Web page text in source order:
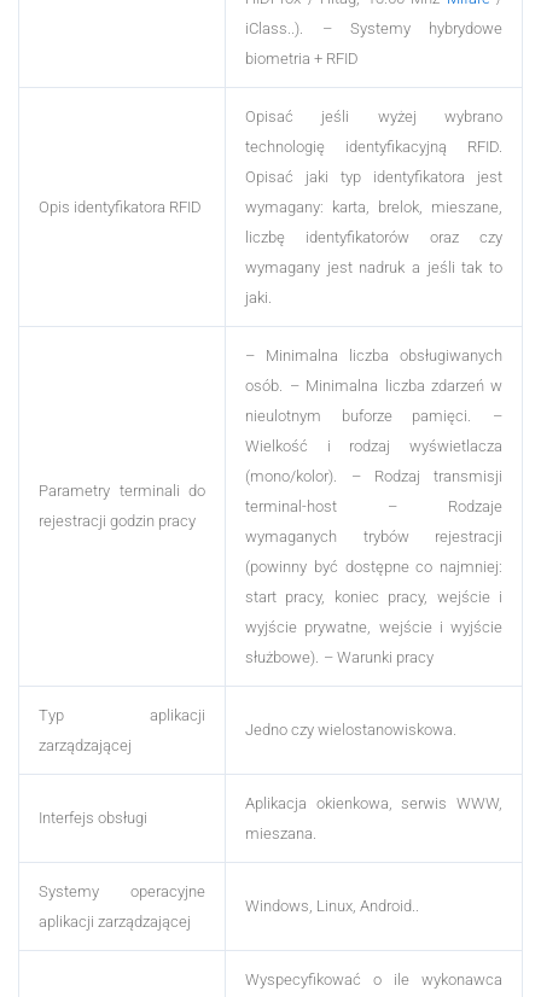
iClass..).
– Systemy hybrydowe
biometria + RFID
Opis identyfikatora RFID
Opisać jeśli wyżej wybrano
technologię identyfikacyjną RFID.
Opisać jaki typ identyfikatora jest
wymagany: karta, brelok, mieszane,
liczbę identyfikatorów oraz czy
wymagany jest nadruk a jeśli tak to
jaki.
Parametry terminali do
rejestracji godzin pracy
– Minimalna liczba obsługiwanych
osób.
– Minimalna liczba zdarzeń w
nieulotnym buforze pamięci.
–
Wielkość i rodzaj wyświetlacza
(mono/kolor).
– Rodzaj transmisji
terminal-host – Rodzaje
wymaganych trybów rejestracji
(powinny być dostępne co najmniej:
start pracy, koniec pracy, wejście i
wyjście prywatne, wejście i wyjście
służbowe). – Warunki pracy
Typ aplikacji
zarządzającej
Jedno czy wielostanowiskowa.
Interfejs obsługi
Aplikacja okienkowa, serwis WWW,
mieszana.
Systemy operacyjne
aplikacji zarządzającej
Windows, Linux, Android..
Wyspecyfikować o ile wykonawca